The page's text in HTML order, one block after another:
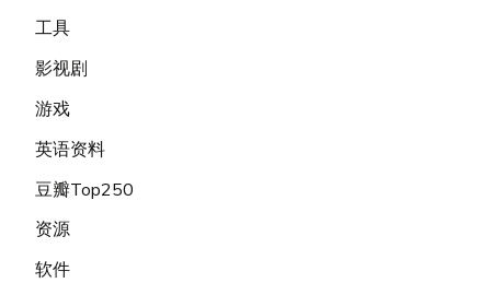
工具
影视剧
游戏
英语资料
豆瓣Top250
资源
软件